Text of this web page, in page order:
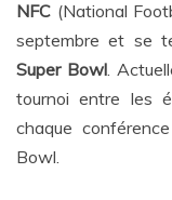
NFC (National
septembre et se
Super Bowl .
tournoi entre les
chaque
Bowl.